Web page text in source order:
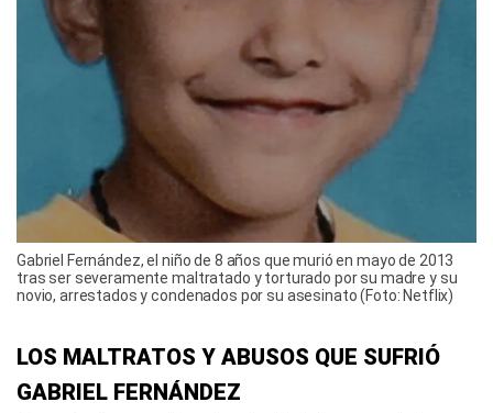
Gabriel Fernández, el niño de 8 años que murió en mayo de 2013
tras ser severamente maltratado y torturado por su madre y su
novio, arrestados y condenados por su asesinato (Foto: Netflix)
LOS MALTRATOS Y ABUSOS QUE SUFRIÓ
GABRIEL FERNÁNDEZ